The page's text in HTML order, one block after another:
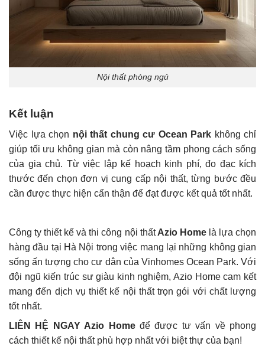
Nội thất phòng ngủ
Kết luận
Việc lựa chọn nội thất chung cư Ocean Park không chỉ
giúp tối ưu không gian mà còn nâng tầm phong cách sống
của gia chủ. Từ việc lập kế hoạch kinh phí, đo đạc kích
thước đến chọn đơn vị cung cấp nội thất, từng bước đều
cần được thực hiện cẩn thận để đạt được kết quả tốt nhất.
Công ty thiết kế và thi công nội thấtAzio Home là lựa chọn
hàng đầu tại Hà Nội trong việc mang lại những không gian
sống ấn tượng cho cư dân của Vinhomes Ocean Park. Với
đội ngũ kiến trúc sư giàu kinh nghiệm, Azio Home cam kết
mang đến dịch vụ thiết kế nội thất trọn gói với chất lượng
tốt nhất.
LIÊN HỆ NGAYAzio Homeđể được tư vấn về phong
cách thiết kế nội thất phù hợp nhất với biệt thự của bạn!